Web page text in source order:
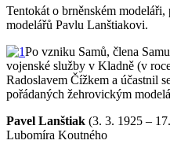
Tentokát o brněnském
modelářů Pavlu Lanštiakovi.
Po vzniku Samů, člena
vojenské služby v Kladně (v
Radoslavem Čížkem a účastnil
pořádaných žehrovickým
Pavel Lanštiak (3. 3. 1925 –
Lubomíra Koutného